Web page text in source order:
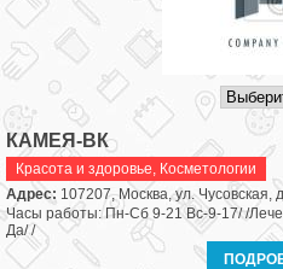
КАМЕЯ-ВК
Красота и здоровье, Косметологии
Адрес: 107207, Москва, ул. Чусовская,
Часы работы: Пн-Сб 9-21 Вс-9-17/ /
Да/ /